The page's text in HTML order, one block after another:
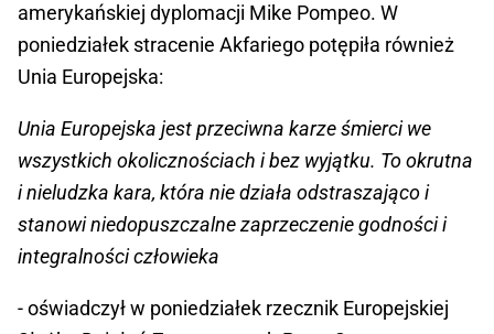
amerykańskiej dyplomacji Mike Pompeo. W
poniedziałek stracenie Akfariego potępiła również
Unia Europejska:
Unia Europejska jest przeciwna karze śmierci we
wszystkich okolicznościach i bez wyjątku. To okrutna
i nieludzka kara, która nie działa odstraszająco i
stanowi niedopuszczalne zaprzeczenie godności i
integralności człowieka
- oświadczył w poniedziałek rzecznik Europejskiej